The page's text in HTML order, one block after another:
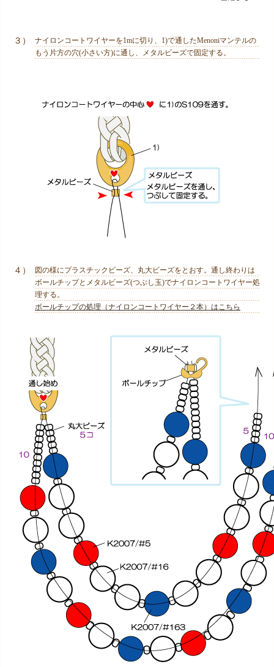
３）
ナイロンコートワイヤーを1mに切り、1)で通したMenoniマンテルの
もう片方の穴(小さい方)に通し、メタルビーズで固定する。
４）
図の様にプラスチックビーズ、丸大ビーズをとおす。通し終わりは
ボールチップとメタルビーズ(つぶし玉)でナイロンコートワイヤー処
理する。
ボールチップの処理（ナイロンコートワイヤー２本）はこちら